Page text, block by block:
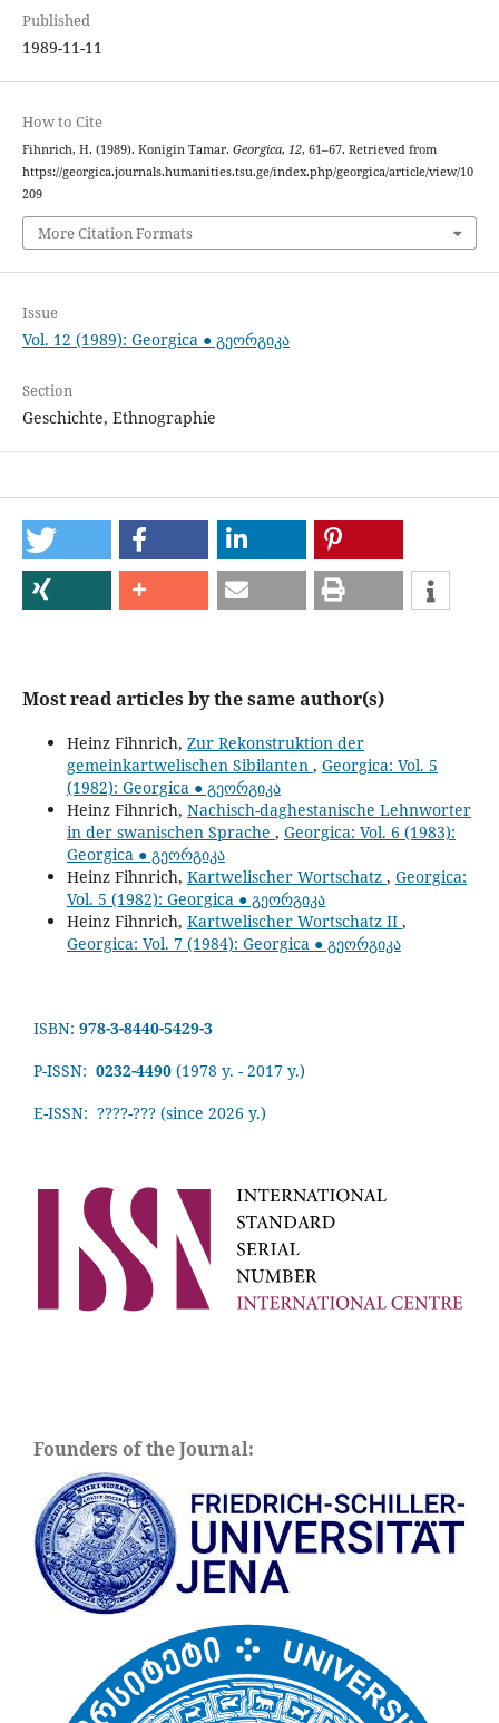
Published
1989-11-11
How to Cite
Fihnrich, H. (1989). Konigin Tamar. Georgica, 12, 61–67. Retrieved from
https://georgica.journals.humanities.tsu.ge/index.php/georgica/article/view/10
209
More Citation Formats
Issue
Vol. 12 (1989): Georgica ● გეორგიკა
Section
Geschichte, Ethnographie
Most read articles by the same author(s)
Heinz Fihnrich, Zur Rekonstruktion der
gemeinkartwelischen Sibilanten , Georgica: Vol. 5
(1982): Georgica ● გეორგიკა
Heinz Fihnrich, Nachisch-daghestanische Lehnworter
in der swanischen Sprache , Georgica: Vol. 6 (1983):
Georgica ● გეორგიკა
Heinz Fihnrich, Kartwelischer Wortschatz , Georgica:
Vol. 5 (1982): Georgica ● გეორგიკა
Heinz Fihnrich, Kartwelischer Wortschatz II ,
Georgica: Vol. 7 (1984): Georgica ● გეორგიკა
ISBN: 978-3-8440-5429-3
P-ISSN: 0232-4490 (1978 y. - 2017 y.)
E-ISSN: ????-??? (since 2026 y.)
Founders of the Journal: